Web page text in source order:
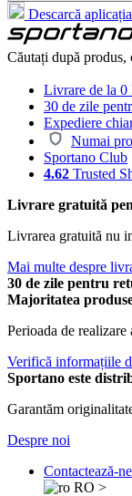
Descarcă
Căutați după produs,
Livrare de la 0
30 de zile
Expediere
Numai
Sportano Club
4.62 Trusted
Livrare gratuită
Livrarea gratuită nu
Mai multe despre
30 de zile pentru
Majoritatea
Perioada de
Verifică informațiile
Sportano este
Garantăm
Despre noi
Contactează-ne
RO >